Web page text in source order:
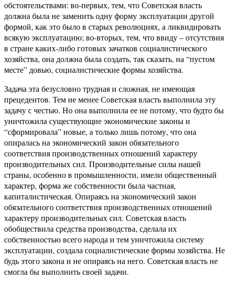
обстоятельствами: во-первых, тем, что Советская власть
должна была не заменить одну форму эксплуатации другой
формой, как это было в старых революциях, а ликвидировать
всякую эксплуатацию; во-вторых, тем, что ввиду – отсутствия
в стране каких-либо готовых зачатков социалистического
хозяйства, она должна была создать, так сказать, на “пустом
месте” довью, социалистические формы хозяйства.
Задача эта безусловно трудная и сложная, не имеющая
прецедентов. Тем не менее Советская власть выполнила эту
задачу с честью. Но она выполнила ее не потому, что будто бы
уничтожила существующие экономические законы и
“сформировала” новые, а только лишь потому, что она
опиралась на экономический закон обязательного
соответствия производственных отношений характеру
производительных сил. Производительные силы нашей
страны, особенно в промышленности, имели общественный
характер, форма же собственности была частная,
капиталистическая. Опираясь на экономический закон
обязательного соответствия производственных отношений
характеру производительных сил. Советская власть
обобществила средства производства, сделала их
собственностью всего народа и тем уничтожила систему
эксплуатации, создала социалистические формы хозяйства. Не
будь этого закона и не опираясь на него. Советская власть не
смогла бы выполнить своей задачи.